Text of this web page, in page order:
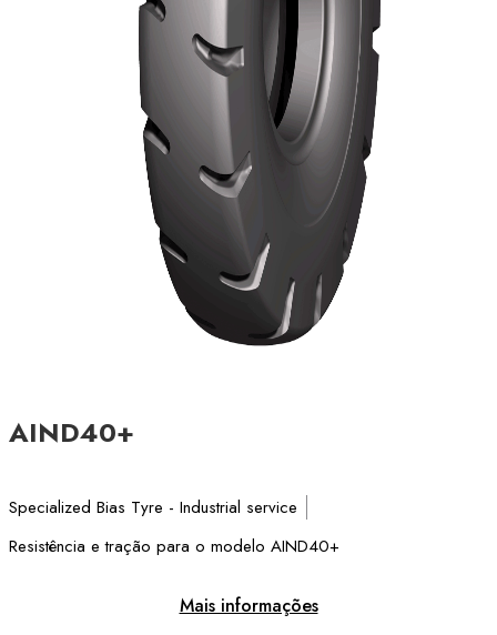
AIND40+
Specialized Bias Tyre - Industrial service
Resistência e tração para o modelo AIND40+
Mais informações